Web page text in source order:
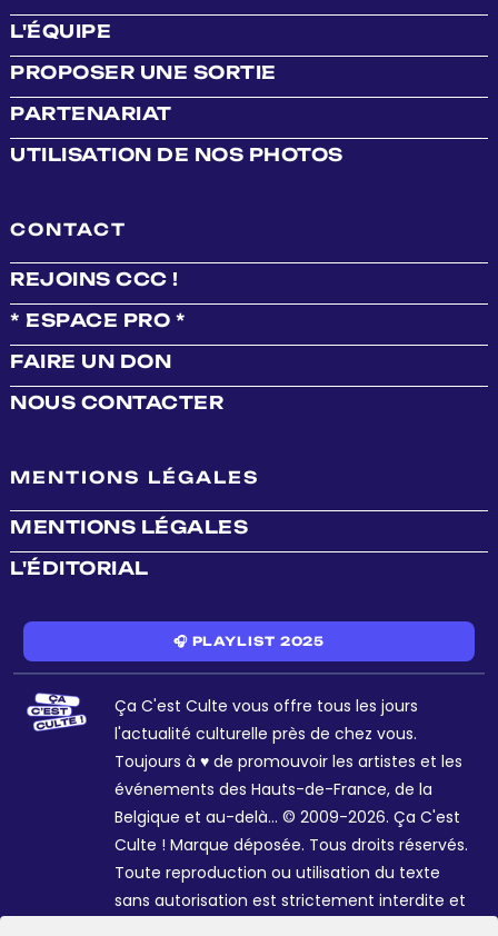
L'ÉQUIPE
PROPOSER UNE SORTIE
PARTENARIAT
UTILISATION DE NOS PHOTOS
CONTACT
REJOINS CCC !
* ESPACE PRO *
FAIRE UN DON
NOUS CONTACTER
MENTIONS LÉGALES
MENTIONS LÉGALES
L'ÉDITORIAL
🎧 PLAYLIST 2025
Ça C'est Culte vous offre tous les jours
l'actualité culturelle près de chez vous.
Toujours à ♥ de promouvoir les artistes et les
événements des Hauts-de-France, de la
Belgique et au-delà... © 2009-2026. Ça C'est
Culte ! Marque déposée. Tous droits réservés.
Toute reproduction ou utilisation du texte
sans autorisation est strictement interdite et